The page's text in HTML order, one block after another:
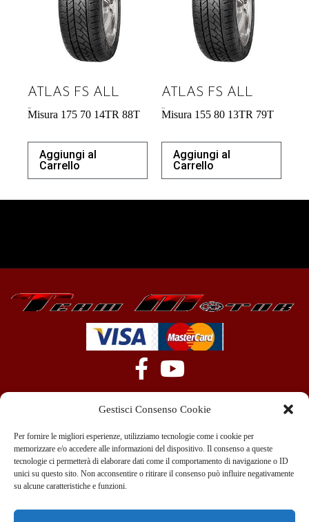
Gestisci Consenso Cookie
Per fornire le migliori esperienze, utilizziamo tecnologie come i cookie per
memorizzare e/o accedere alle informazioni del dispositivo. Il consenso a queste
tecnologie ci permetterà di elaborare dati come il comportamento di navigazione o ID
unici su questo sito. Non acconsentire o ritirare il consenso può influire negativamente
su alcune caratteristiche e funzioni.
ATLAS FS ALL
Misura 175 70 14TR 88T
Aggiungi al
Carrello
ATLAS FS ALL
Misura 155 80 13TR 79T
Aggiungi al
Carrello
+39 351 970 89 33
info@teammotor.it